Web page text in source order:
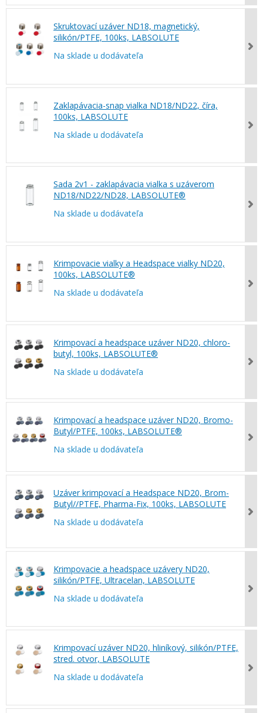
Skruktovací uzáver ND18, magnetický,
silikón/PTFE, 100ks, LABSOLUTE
Na sklade u dodávateľa
Zaklapávacia-snap vialka ND18/ND22, číra,
100ks, LABSOLUTE
Na sklade u dodávateľa
Sada 2v1 - zaklapávacia vialka s uzáverom
ND18/ND22/ND28, LABSOLUTE®
Na sklade u dodávateľa
Krimpovacie vialky a Headspace vialky ND20,
100ks, LABSOLUTE®
Na sklade u dodávateľa
Krimpovací a headspace uzáver ND20, chloro-
butyl, 100ks, LABSOLUTE®
Na sklade u dodávateľa
Krimpovací a headspace uzáver ND20, Bromo-
Butyl/PTFE, 100ks, LABSOLUTE®
Na sklade u dodávateľa
Uzáver krimpovací a Headspace ND20, Brom-
Butyl//PTFE, Pharma-Fix, 100ks, LABSOLUTE
Na sklade u dodávateľa
Krimpovacie a headspace uzávery ND20,
silikón/PTFE, Ultracelan, LABSOLUTE
Na sklade u dodávateľa
Krimpovací uzáver ND20, hliníkový, silikón/PTFE,
stred. otvor, LABSOLUTE
Na sklade u dodávateľa